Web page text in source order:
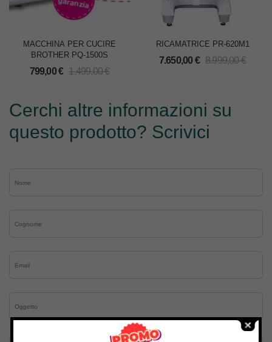
MACCHINA PER CUCIRE
BROTHER PQ-1500S
799,00€ 1.499,00€
RICAMATRICE PR-620M1
7.650,00 € 8.999,00€
Cerchi altre informazioni su
questo prodotto? Scrivici